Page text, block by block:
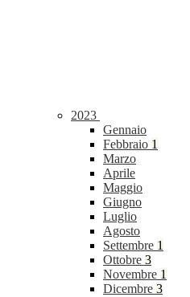
2023
Gennaio
Febbraio 1
Marzo
Aprile
Maggio
Giugno
Luglio
Agosto
Settembre 1
Ottobre 3
Novembre 1
Dicembre 3